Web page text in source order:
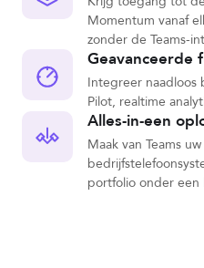
Momentum vanaf
zonder de Teams-
Geavanceerde
Integreer naadloos
Pilot, realtime
Alles-in-een
Maak van Teams
portfolio onder een